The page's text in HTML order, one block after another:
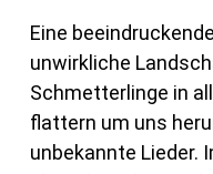
Eine
unwirkliche
Schmetterlinge in
flattern um uns
unbekannte Lieder.